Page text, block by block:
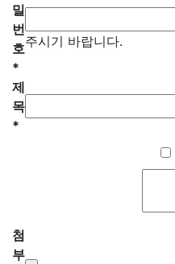
밀
번
호
*
주시기 바랍니다.
제
목
*
첨
부